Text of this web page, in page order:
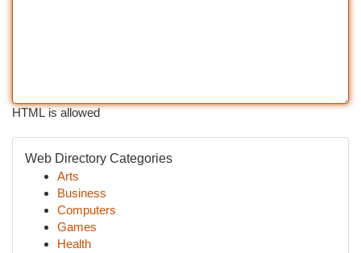
HTML is allowed
Web Directory Categories
Arts
Business
Computers
Games
Health